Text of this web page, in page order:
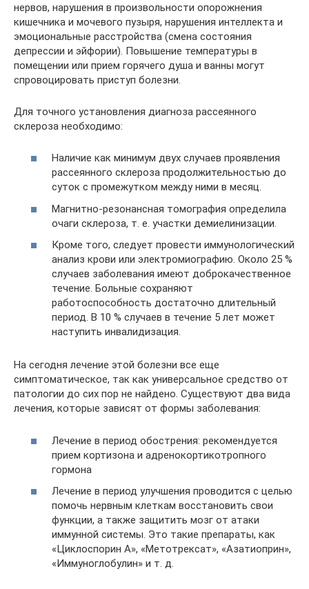
нервов, нарушения в произвольности опорожнения
кишечника и мочевого пузыря, нарушения интеллекта и
эмоциональные расстройства (смена состояния
депрессии и эйфории). Повышение температуры в
помещении или прием горячего душа и ванны могут
спровоцировать приступ болезни.
Для точного установления диагноза рассеянного
склероза необходимо:
Наличие как минимум двух случаев проявления
рассеянного склероза продолжительностью до
суток с промежутком между ними в месяц.
Магнитно-резонансная томография определила
очаги склероза, т. е. участки демиелинизации.
Кроме того, следует провести иммунологический
анализ крови или электромиографию. Около 25 %
случаев заболевания имеют доброкачественное
течение. Больные сохраняют
работоспособность достаточно длительный
период. В 10 % случаев в течение 5 лет может
наступить инвалидизация.
На сегодня лечение этой болезни все еще
симптоматическое, так как универсальное средство от
патологии до сих пор не найдено. Существуют два вида
лечения, которые зависят от формы заболевания:
Лечение в период обострения: рекомендуется
прием кортизона и адренокортикотропного
гормона
Лечение в период улучшения проводится с целью
помочь нервным клеткам восстановить свои
функции, а также защитить мозг от атаки
иммунной системы. Это такие препараты, как
«Циклоспорин А», «Метотрексат», «Азатиоприн»,
«Иммуноглобулин» и т. д.